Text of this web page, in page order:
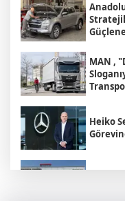
MAN ,
Heiko